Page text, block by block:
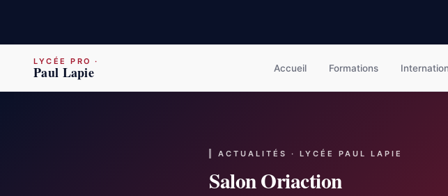
LYCÉE PRO ·
Paul Lapie Accueil Formations
ACTUALITÉS · LYCÉE PAUL LAPIE
Salon Oriaction